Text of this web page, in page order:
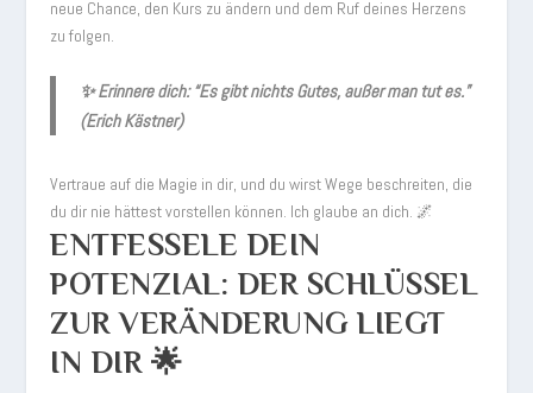
neue Chance, den Kurs zu ändern und dem Ruf deines Herzens
zu folgen.
✨ Erinnere dich:“Es gibt nichts Gutes, außer man tut es.”
(Erich Kästner)
Vertraue auf die Magie in dir, und du wirst Wege beschreiten, die
du dir nie hättest vorstellen können. Ich glaube an dich. 🌌
ENTFESSELE DEIN
POTENZIAL: DER SCHLÜSSEL
ZUR VERÄNDERUNG LIEGT
IN DIR 🌟